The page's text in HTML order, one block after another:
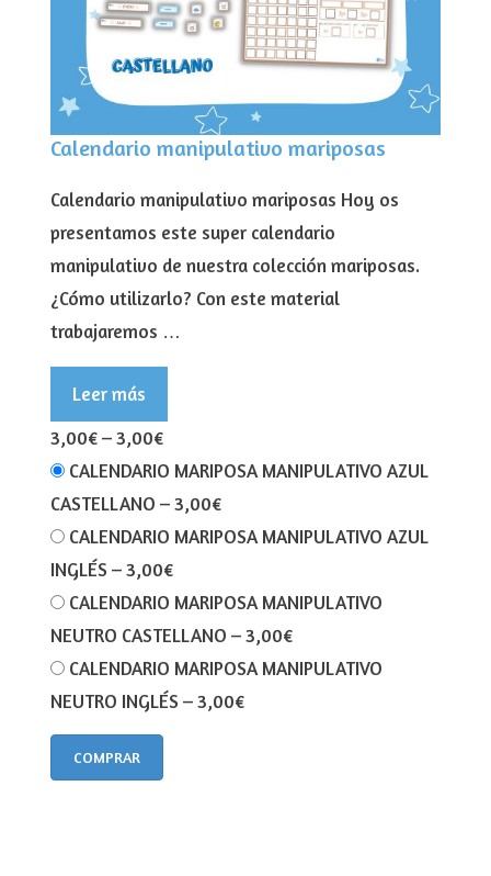
Calendario manipulativo mariposas
Calendario manipulativo mariposas Hoy os
presentamos este super calendario
manipulativo de nuestra colección mariposas.
¿Cómo utilizarlo? Con este material
trabajaremos …
Leer más
3,00€–3,00€
CALENDARIO MARIPOSA MANIPULATIVO AZUL
CASTELLANO –3,00€
CALENDARIO MARIPOSA MANIPULATIVO AZUL
INGLÉS –3,00€
CALENDARIO MARIPOSA MANIPULATIVO
NEUTRO CASTELLANO –3,00€
CALENDARIO MARIPOSA MANIPULATIVO
NEUTRO INGLÉS –3,00€
COMPRAR